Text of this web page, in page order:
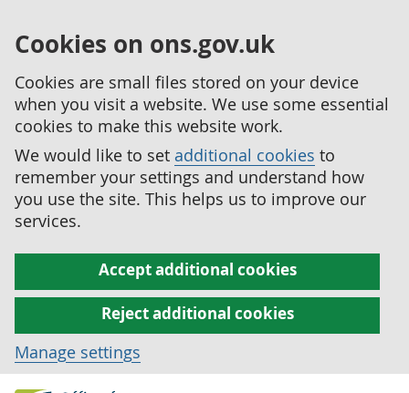
Cookies on ons.gov.uk
Cookies are small files stored on your device
when you visit a website. We use some essential
cookies to make this website work.
We would like to set additional cookies to
remember your settings and understand how
you use the site. This helps us to improve our
services.
Accept additional cookies
Reject additional cookies
Manage settings